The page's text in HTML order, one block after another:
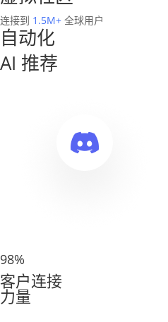
连接到 1.5M+ 全球用户
自动化
AI 推荐
98%
客户连接
力量